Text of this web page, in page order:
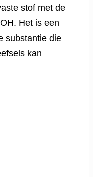
stof met de
Het is een
substantie die
kan